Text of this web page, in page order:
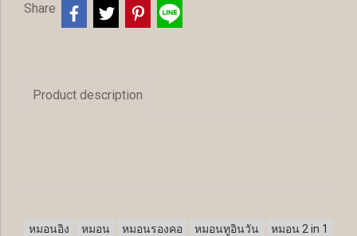
Share
Product description
หมอนอิง หมอน หมอนรองคอ หมอนทูอินวัน หมอน 2 in 1